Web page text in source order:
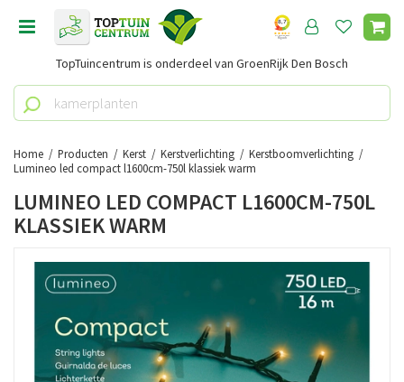
Home Producten Kerst Kerstverlichting
Kerstboomverlichting
Lumineo led compact l1600cm-750l klassiek warm
TopTuincentrum is onderdeel van GroenRijk Den Bosch
LUMINEO LED COMPACT L1600CM-750L
KLASSIEK WARM